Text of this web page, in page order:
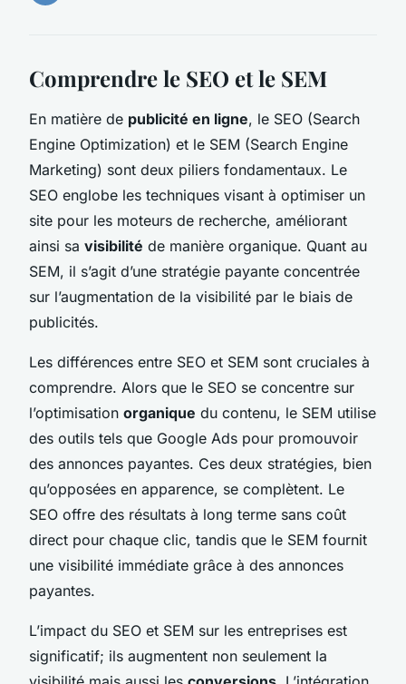
Comprendre le SEO et le SEM
En matière de publicité en ligne, le SEO (Search
Engine Optimization) et le SEM (Search Engine
Marketing) sont deux piliers fondamentaux. Le
SEO englobe les techniques visant à optimiser un
site pour les moteurs de recherche, améliorant
ainsi sa visibilité de manière organique. Quant au
SEM, il s’agit d’une stratégie payante concentrée
sur l’augmentation de la visibilité par le biais de
publicités.
Les différences entre SEO et SEM sont cruciales à
comprendre. Alors que le SEO se concentre sur
l’optimisation organique du contenu, le SEM utilise
des outils tels que Google Ads pour promouvoir
des annonces payantes. Ces deux stratégies, bien
qu’opposées en apparence, se complètent. Le
SEO offre des résultats à long terme sans coût
direct pour chaque clic, tandis que le SEM fournit
une visibilité immédiate grâce à des annonces
payantes.
L’impact du SEO et SEM sur les entreprises est
significatif; ils augmentent non seulement la